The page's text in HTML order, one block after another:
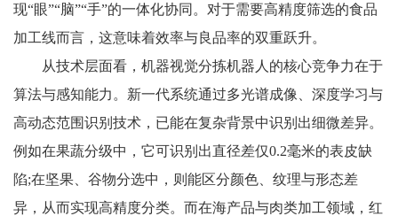
现“眼”“脑”“手”的一体化协同。对于需要高精度筛选的食品
加工线而言，这意味着效率与良品率的双重跃升。
从技术层面看，机器视觉分拣机器人的核心竞争力在于
算法与感知能力。新一代系统通过多光谱成像、深度学习与
高动态范围识别技术，已能在复杂背景中识别出细微差异。
例如在果蔬分级中，它可识别出直径差仅0.2毫米的表皮缺
陷;在坚果、谷物分选中，则能区分颜色、纹理与形态差
异，从而实现高精度分类。而在海产品与肉类加工领域，红